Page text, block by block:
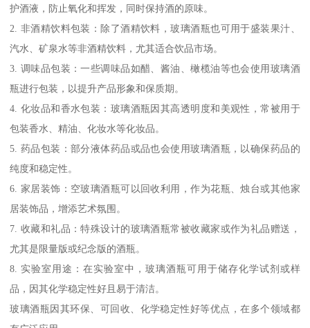
护酒液，防止氧化和挥发，同时保持酒的原味。
2. 非酒精饮料包装：除了酒精饮料，玻璃酒瓶也可用于盛装果汁、
汽水、矿泉水等非酒精饮料，尤其适合饮品市场。
3. 调味品包装：一些调味品如醋、酱油、橄榄油等也会使用玻璃酒
瓶进行包装，以提升产品形象和保质期。
4. 化妆品和香水包装：玻璃酒瓶因其高透明度和美观性，常被用于
包装香水、精油、化妆水等化妆品。
5. 药品包装：部分液体药品或品也会使用玻璃酒瓶，以确保药品的
纯度和稳定性。
6. 家居装饰：空玻璃酒瓶可以回收利用，作为花瓶、烛台或其他家
居装饰品，增添艺术氛围。
7. 收藏和礼品：特殊设计的玻璃酒瓶常被收藏家或作为礼品赠送，
尤其是限量版或纪念版的酒瓶。
8. 实验室用途：在实验室中，玻璃酒瓶可用于储存化学试剂或样
品，因其化学稳定性好且易于清洁。
玻璃酒瓶因其环保、可回收、化学稳定性好等优点，在多个领域都